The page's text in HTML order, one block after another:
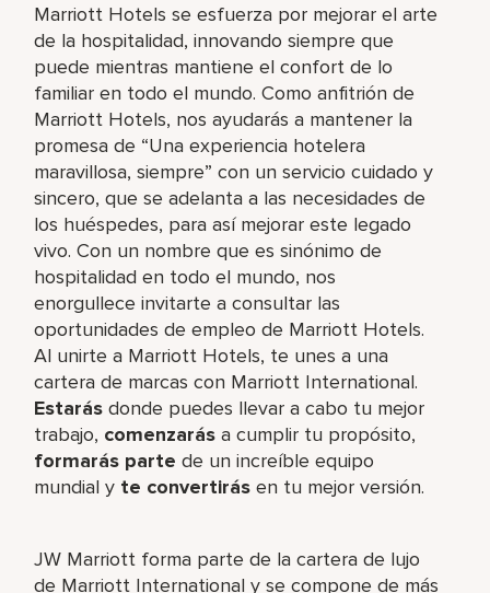
Marriott Hotels se esfuerza por mejorar el arte
de la hospitalidad, innovando siempre que
puede mientras mantiene el confort de lo
familiar en todo el mundo. Como anfitrión de
Marriott Hotels, nos ayudarás a mantener la
promesa de “Una experiencia hotelera
maravillosa, siempre” con un servicio cuidado y
sincero, que se adelanta a las necesidades de
los huéspedes, para así mejorar este legado
vivo. Con un nombre que es sinónimo de
hospitalidad en todo el mundo, nos
enorgullece invitarte a consultar las
oportunidades de empleo de Marriott Hotels.
Al unirte a Marriott Hotels, te unes a una
cartera de marcas con Marriott International.
Estarás donde puedes llevar a cabo tu mejor
trabajo,​ comenzarás a cumplir tu propósito,
formarás parte de un increíble​ equipo
mundial y te convertirás en tu mejor versión.
JW Marriott forma parte de la cartera de lujo
de Marriott International y se compone de más